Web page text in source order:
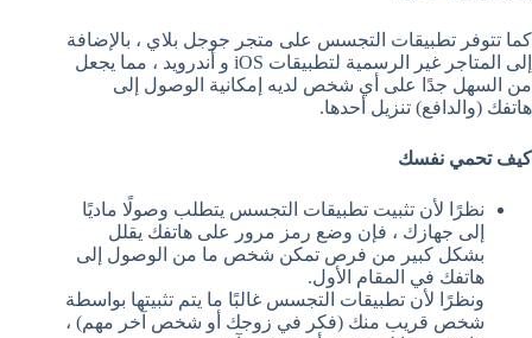
كما تتوفر تطبيقات التجسس على متجر جوجل بلاي ، بالإضافة
إلى المتاجر غير الرسمية لتطبيقات iOS و أندرويد ، مما يجعل
من السهل جدًا على أي شخص لديه إمكانية الوصول إلى
هاتفك (والدافع) تنزيل أحدها.
كيف تحمي نفسك
نظرًا لأن تثبيت تطبيقات التجسس يتطلب وصولًا ماديًا
إلى جهازك ، فإن وضع رمز مرور على هاتفك يقلل
بشكل كبير من فرص تمكن شخص ما من الوصول إلى
هاتفك في المقام الأول.
ونظرًا لأن تطبيقات التجسس غالبًا ما يتم تثبيتها بواسطة
شخص قريب منك (فكر في زوجك أو شخص آخر مهم) ،